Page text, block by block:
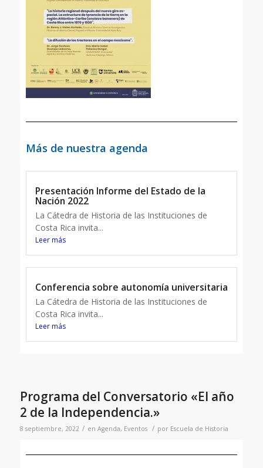
Más de nuestra agenda
Presentación Informe del Estado de la
Nación 2022
La Cátedra de Historia de las Instituciones de
Costa Rica invita...
Leer más
Conferencia sobre autonomía universitaria
La Cátedra de Historia de las Instituciones de
Costa Rica invita...
Leer más
Programa del Conversatorio «El año
2 de la Independencia.»
8 septiembre, 2022 / en Agenda, Eventos / por Escuela de Historia